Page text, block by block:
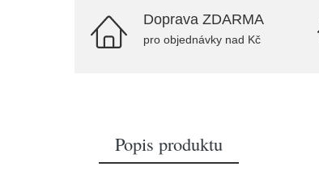
Doprava ZDARMA
pro objednávky nad Kč
Popis produktu